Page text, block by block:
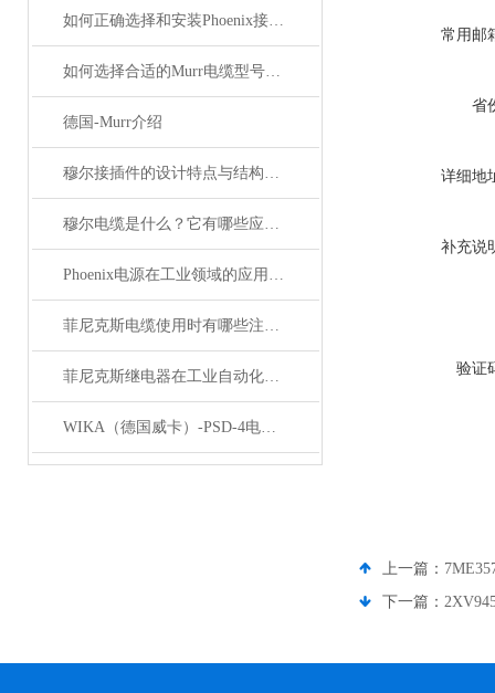
如何正确选择和安装Phoenix接插件以确保其性能？
如何选择合适的Murr电缆型号和规格？
德国-Murr介绍
穆尔接插件的设计特点与结构优化
穆尔电缆是什么？它有哪些应用领域？
Phoenix电源在工业领域的应用与优势
菲尼克斯电缆使用时有哪些注意事项？
菲尼克斯继电器在工业自动化中的作用
WIKA（德国威卡）-PSD-4电子压力开关
常用邮
省
详细地
补充说
验证
上一篇：
下一篇：